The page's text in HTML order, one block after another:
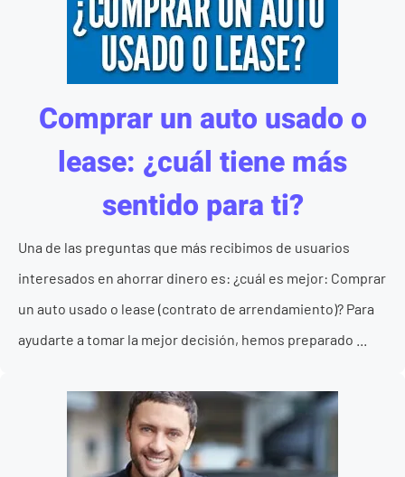
Comprar un auto usado o
lease: ¿cuál tiene más
sentido para ti?
Una de las preguntas que más recibimos de usuarios
interesados en ahorrar dinero es: ¿cuál es mejor: Comprar
un auto usado o lease (contrato de arrendamiento)? Para
ayudarte a tomar la mejor decisión, hemos preparado ...